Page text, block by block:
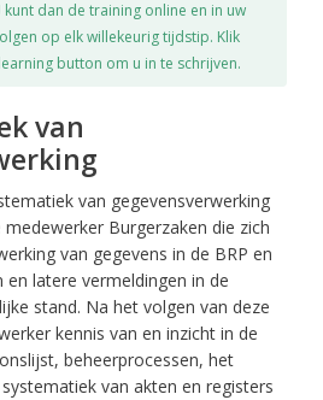
dan de training online en in uw
op elk willekeurig tijdstip. Klik
button om u in te schrijven.
van
van gegevensverwerking
Burgerzaken die zich
van gegevens in de BRP en
latere vermeldingen in de
stand. Na het volgen van deze
kennis van en inzicht in de
beheerprocessen, het
van akten en registers